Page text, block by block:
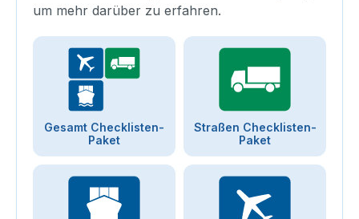
um mehr darüber zu erfahren.
Gesamt Checklisten-
Paket
Straßen Checklisten-
Paket